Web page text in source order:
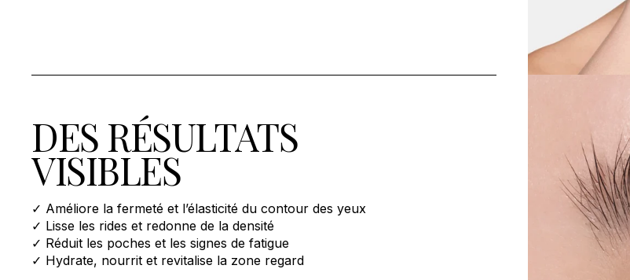
DES RÉSULTATS
VISIBLES
✓ Améliore la fermeté et l’élasticité du contour des yeux
✓ Lisse les rides et redonne de la densité
✓ Réduit les poches et les signes de fatigue
✓ Hydrate, nourrit et revitalise la zone regard